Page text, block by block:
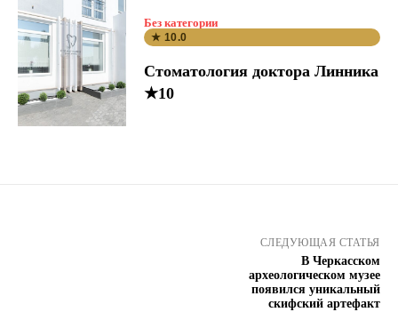
Без категории
★ 10.0
Стоматология доктора Линника
★10
СЛЕДУЮЩАЯ СТАТЬЯ
В Черкасском
археологическом музее
появился уникальный
скифский артефакт